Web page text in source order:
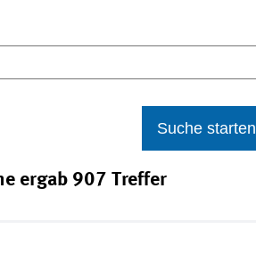
Suche starten
ergab 907 Treffer